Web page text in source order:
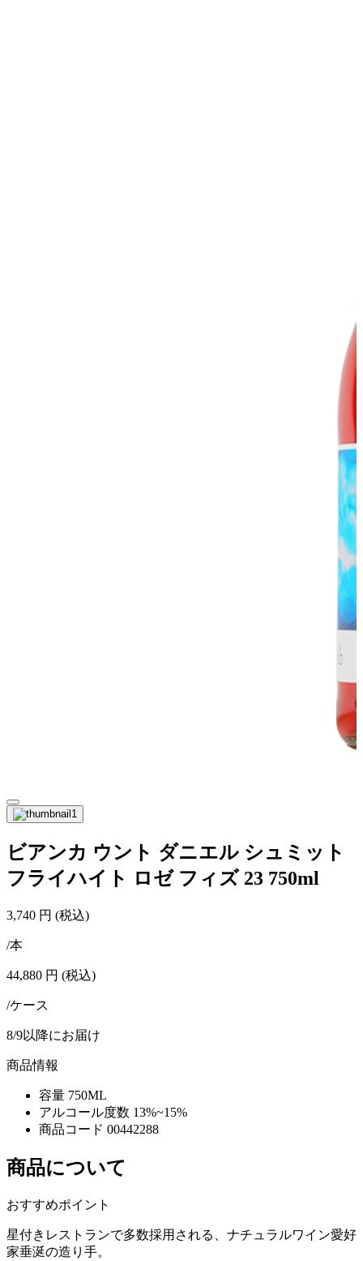
ビアンカ ウント ダニエル シュミット
フライハイト ロゼ フィズ 23 750ml
3,740 円 (税込)
/本
44,880 円 (税込)
/ケース
8/9以降にお届け
商品情報
容量 750ML
アルコール度数 13%~15%
商品コード 00442288
商品について
おすすめポイント
星付きレストランで多数採用される、ナチュラルワイン愛好
家垂涎の造り手。